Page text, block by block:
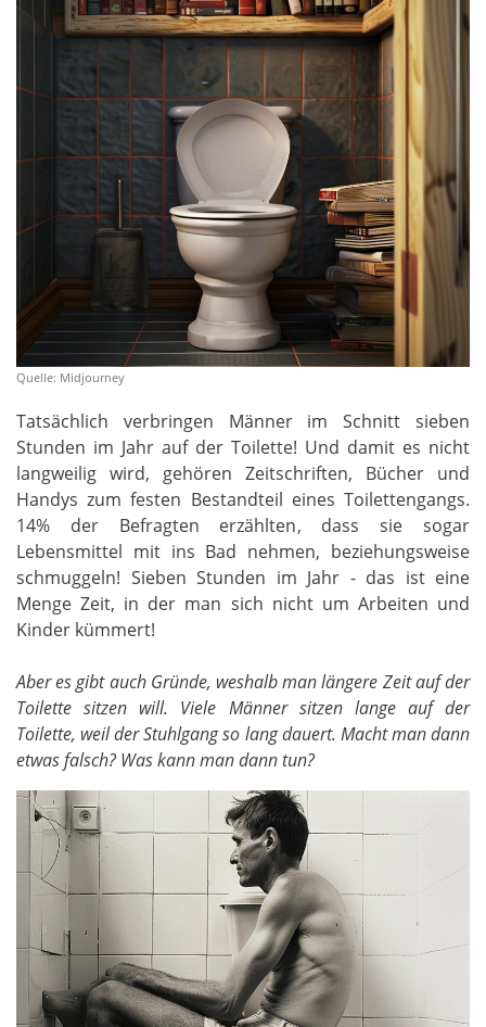
Quelle: Midjourney
Tatsächlich verbringen Männer im Schnitt sieben
Stunden im Jahr auf der Toilette! Und damit es nicht
langweilig wird, gehören Zeitschriften, Bücher und
Handys zum festen Bestandteil eines Toilettengangs.
14% der Befragten erzählten, dass sie sogar
Lebensmittel mit ins Bad nehmen, beziehungsweise
schmuggeln! Sieben Stunden im Jahr - das ist eine
Menge Zeit, in der man sich nicht um Arbeiten und
Kinder kümmert!
Aber es gibt auch Gründe, weshalb man längere Zeit auf der
Toilette sitzen will. Viele Männer sitzen lange auf der
Toilette, weil der Stuhlgang so lang dauert. Macht man dann
etwas falsch? Was kann man dann tun?